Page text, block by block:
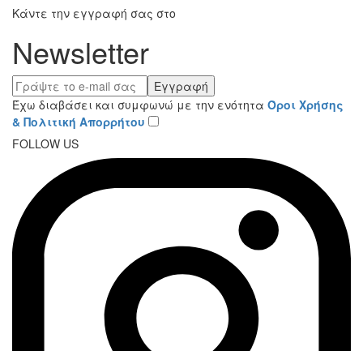
Κάντε την εγγραφή σας στο
Newsletter
Εγγραφή
Έχω διαβάσει και συμφωνώ με την ενότητα Όροι Χρήσης
& Πολιτική Απορρήτου
FOLLOW US